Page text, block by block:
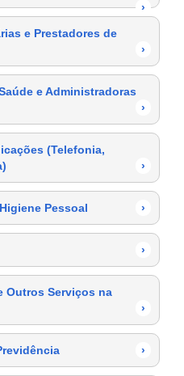
›
e Prestadores de
›
e Administradoras
›
(Telefonia,
›
Pessoal ›
›
Outros Serviços na
›
›